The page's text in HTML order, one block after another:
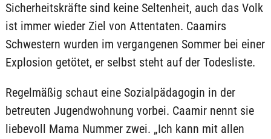
Sicherheitskräfte sind keine Seltenheit, auch das Volk
ist immer wieder Ziel von Attentaten. Caamirs
Schwestern wurden im vergangenen Sommer bei einer
Explosion getötet, er selbst steht auf der Todesliste.
Regelmäßig schaut eine Sozialpädagogin in der
betreuten Jugendwohnung vorbei. Caamir nennt sie
liebevoll Mama Nummer zwei. „Ich kann mit allen